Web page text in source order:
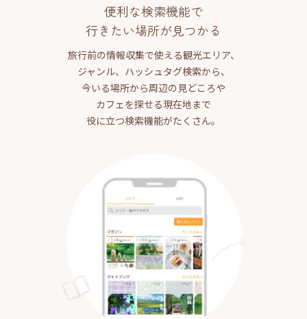
便利な検索機能で
行きたい場所が見つかる
旅行前の情報収集で使える観光エリア、
ジャンル、ハッシュタグ検索から、
今いる場所から周辺の見どころや
カフェを探せる現在地まで
役に立つ検索機能がたくさん。